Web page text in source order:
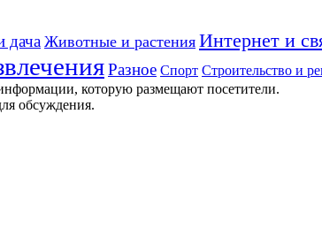
дачаЖивотные и растения Интернет и
Разное Спорт Строительство и
которую размещают посетители.
обсуждения.